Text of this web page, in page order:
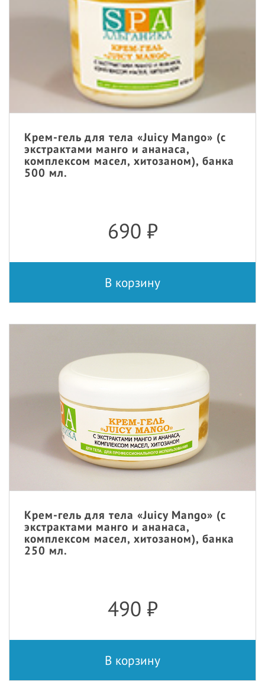
Крем-гель для тела «Juicy Mango» (с
экстрактами манго и ананаса,
комплексом масел, хитозаном), банка
500 мл.
690 ₽
В корзину
Крем-гель для тела «Juicy Mango» (с
экстрактами манго и ананаса,
комплексом масел, хитозаном), банка
250 мл.
490 ₽
В корзину